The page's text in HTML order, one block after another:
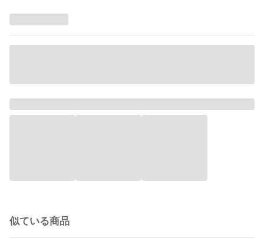
似ている商品